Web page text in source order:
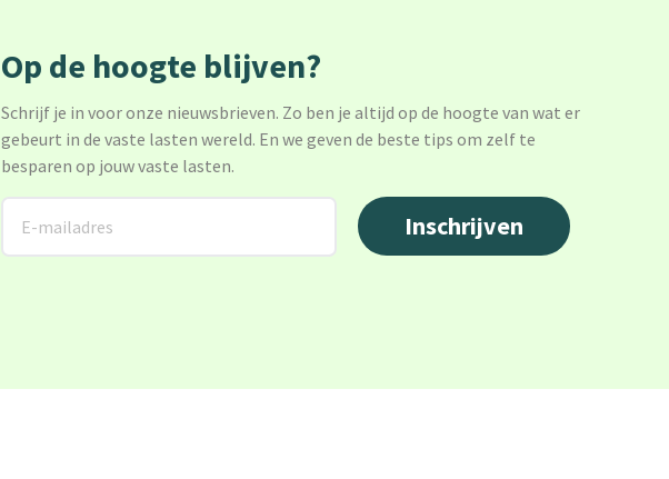
Op de hoogte blijven?
Schrijf je in voor onze nieuwsbrieven. Zo ben je altijd op de hoogte van wat er
gebeurt in de vaste lasten wereld. En we geven de beste tips om zelf te
besparen op jouw vaste lasten.